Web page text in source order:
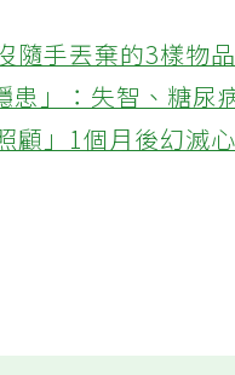
隨手丟棄的3樣物
」：失智、糖尿
顧」1個月後幻滅